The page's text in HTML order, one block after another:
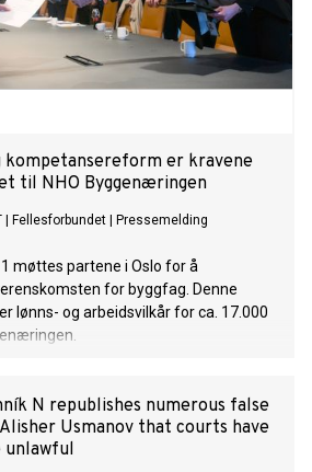
er kravene
til NHO Byggenæringen
Fellesforbundet Pressemelding
møttes partene i Oslo for å
for byggfag. Denne
lønns- og arbeidsvilkår for ca. 17.000
N republishes numerous false
Usmanov that courts have
unlawful